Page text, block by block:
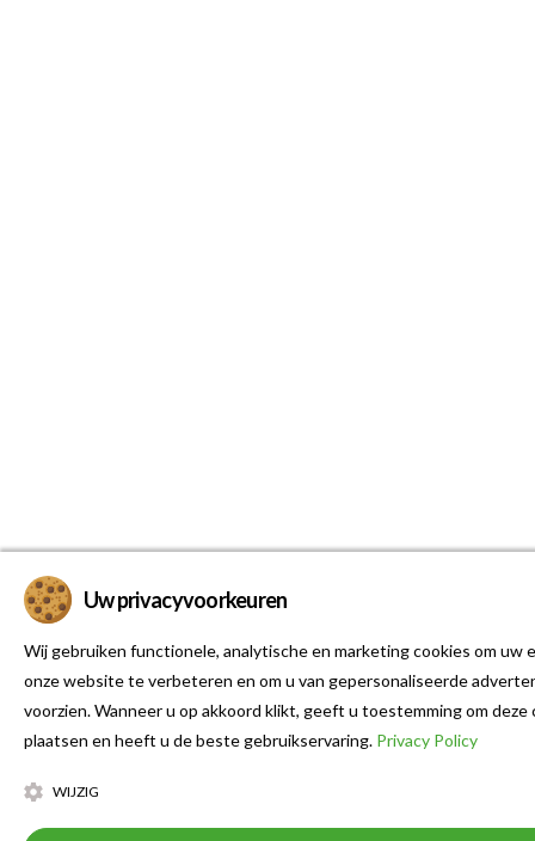
Uw privacyvoorkeuren
Wij gebruiken functionele, analytische en marketing cookies om uw
onze website te verbeteren en om u van gepersonaliseerde
voorzien. Wanneer u op akkoord klikt, geeft u toestemming om deze
plaatsen en heeft u de beste gebruikservaring. Privacy Policy
WIJZIG